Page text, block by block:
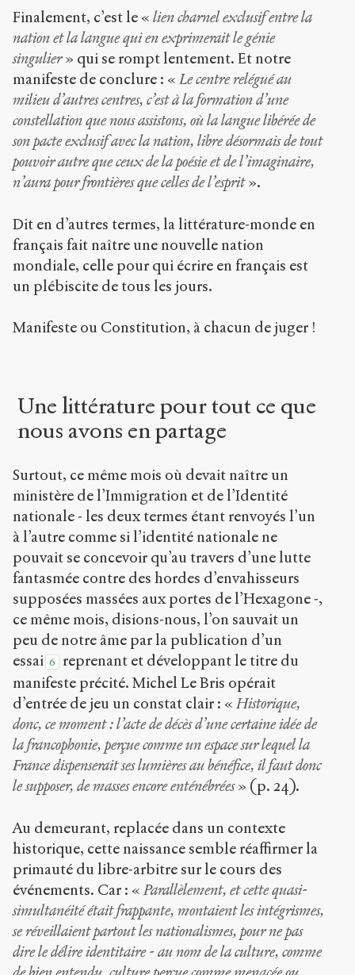
Finalement, c’est le « lien charnel exclusif entre la
nation et la langue qui en exprimerait le génie
singulier» qui se rompt lentement. Et notre
manifeste de conclure : « Le centre relégué au
milieu d’autres centres, c’est à la formation d’une
constellation que nous assistons, où la langue libérée de
son pacte exclusif avec la nation, libre désormais de tout
pouvoir autre que ceux de la poésie et de l’imaginaire,
n’aura pour frontières que celles de l’esprit».
Dit en d’autres termes, la littérature-monde en
français fait naître une nouvelle nation
mondiale, celle pour qui écrire en français est
un plébiscite de tous les jours.
Manifeste ou Constitution, à chacun de juger !
Une littérature pour tout ce que
nous avons en partage
Surtout, ce même mois où devait naître un
ministère de l’Immigration et de l’Identité
nationale - les deux termes étant renvoyés l’un
à l’autre comme si l’identité nationale ne
pouvait se concevoir qu’au travers d’une lutte
fantasmée contre des hordes d’envahisseurs
supposées massées aux portes de l’Hexagone -,
ce même mois, disions-nous, l’on sauvait un
peu de notre âme par la publication d’un
essai 6 reprenant et développant le titre du
manifeste précité. Michel Le Bris opérait
d’entrée de jeu un constat clair : « Historique,
donc, ce moment : l’acte de décès d’une certaine idée de
la francophonie, perçue comme un espace sur lequel la
France dispenserait ses lumières au bénéfice, il faut donc
le supposer, de masses encore enténébrées» (p. 24).
Au demeurant, replacée dans un contexte
historique, cette naissance semble réaffirmer la
primauté du libre-arbitre sur le cours des
événements. Car : « Parallèlement, et cette quasi-
simultanéité était frappante, montaient les intégrismes,
se réveillaient partout les nationalismes, pour ne pas
dire le délire identitaire - au nom de la culture, comme